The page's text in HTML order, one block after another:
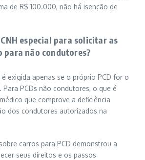
de R$ 100.000, não há isenção de
especial para solicitar as
para não condutores?
é exigida apenas se o próprio PCD for o
PCDs não condutores, o que é
que comprove a deficiência
dos condutores autorizados na
carros para PCD demonstrou a
seus direitos e os passos